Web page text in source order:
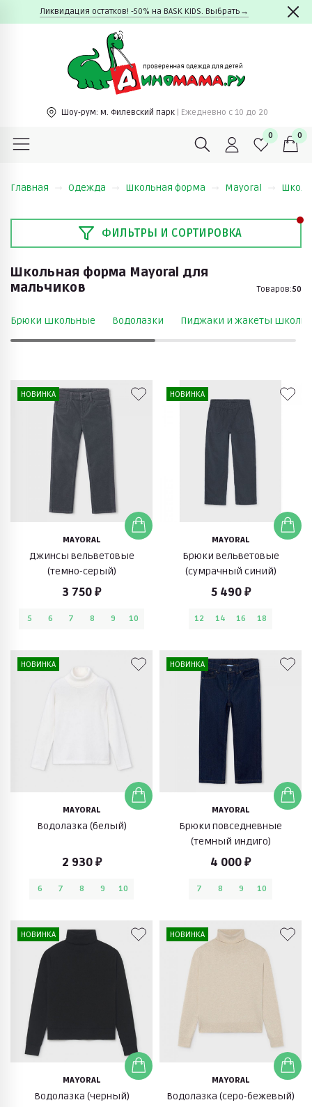
Ликвидация остатков! -50% на BASK KIDS. Выбрать→
Шоу-рум: м. Филевский парк | Ежедневно c 10 до 20
0 0
Главная Одежда Школьная форма Mayoral
ФИЛЬТРЫ И СОРТИРОВКА
Школьная форма Mayoral для
мальчиков
Товаров:50
Брюки школьные Водолазки Пиджаки и жакеты
НОВИНКА
MAYORAL
Джинсы вельветовые
(темно-серый)
3 750 ₽
5 6 7 8 9 10
НОВИНКА
MAYORAL
Брюки вельветовые
(сумрачный синий)
5 490 ₽
12 14 16 18
НОВИНКА
MAYORAL
Водолазка (белый)
2 930 ₽
6 7 8 9 10
НОВИНКА
MAYORAL
Брюки повседневные
(темный индиго)
4 000 ₽
7 8 9 10
НОВИНКА
MAYORAL
Водолазка (черный)
НОВИНКА
MAYORAL
Водолазка (серо-бежевый)